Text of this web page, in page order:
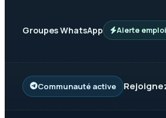
Groupes WhatsApp Alerte
Communauté active